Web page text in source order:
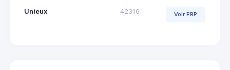
Unieux 42316 Voir ERP